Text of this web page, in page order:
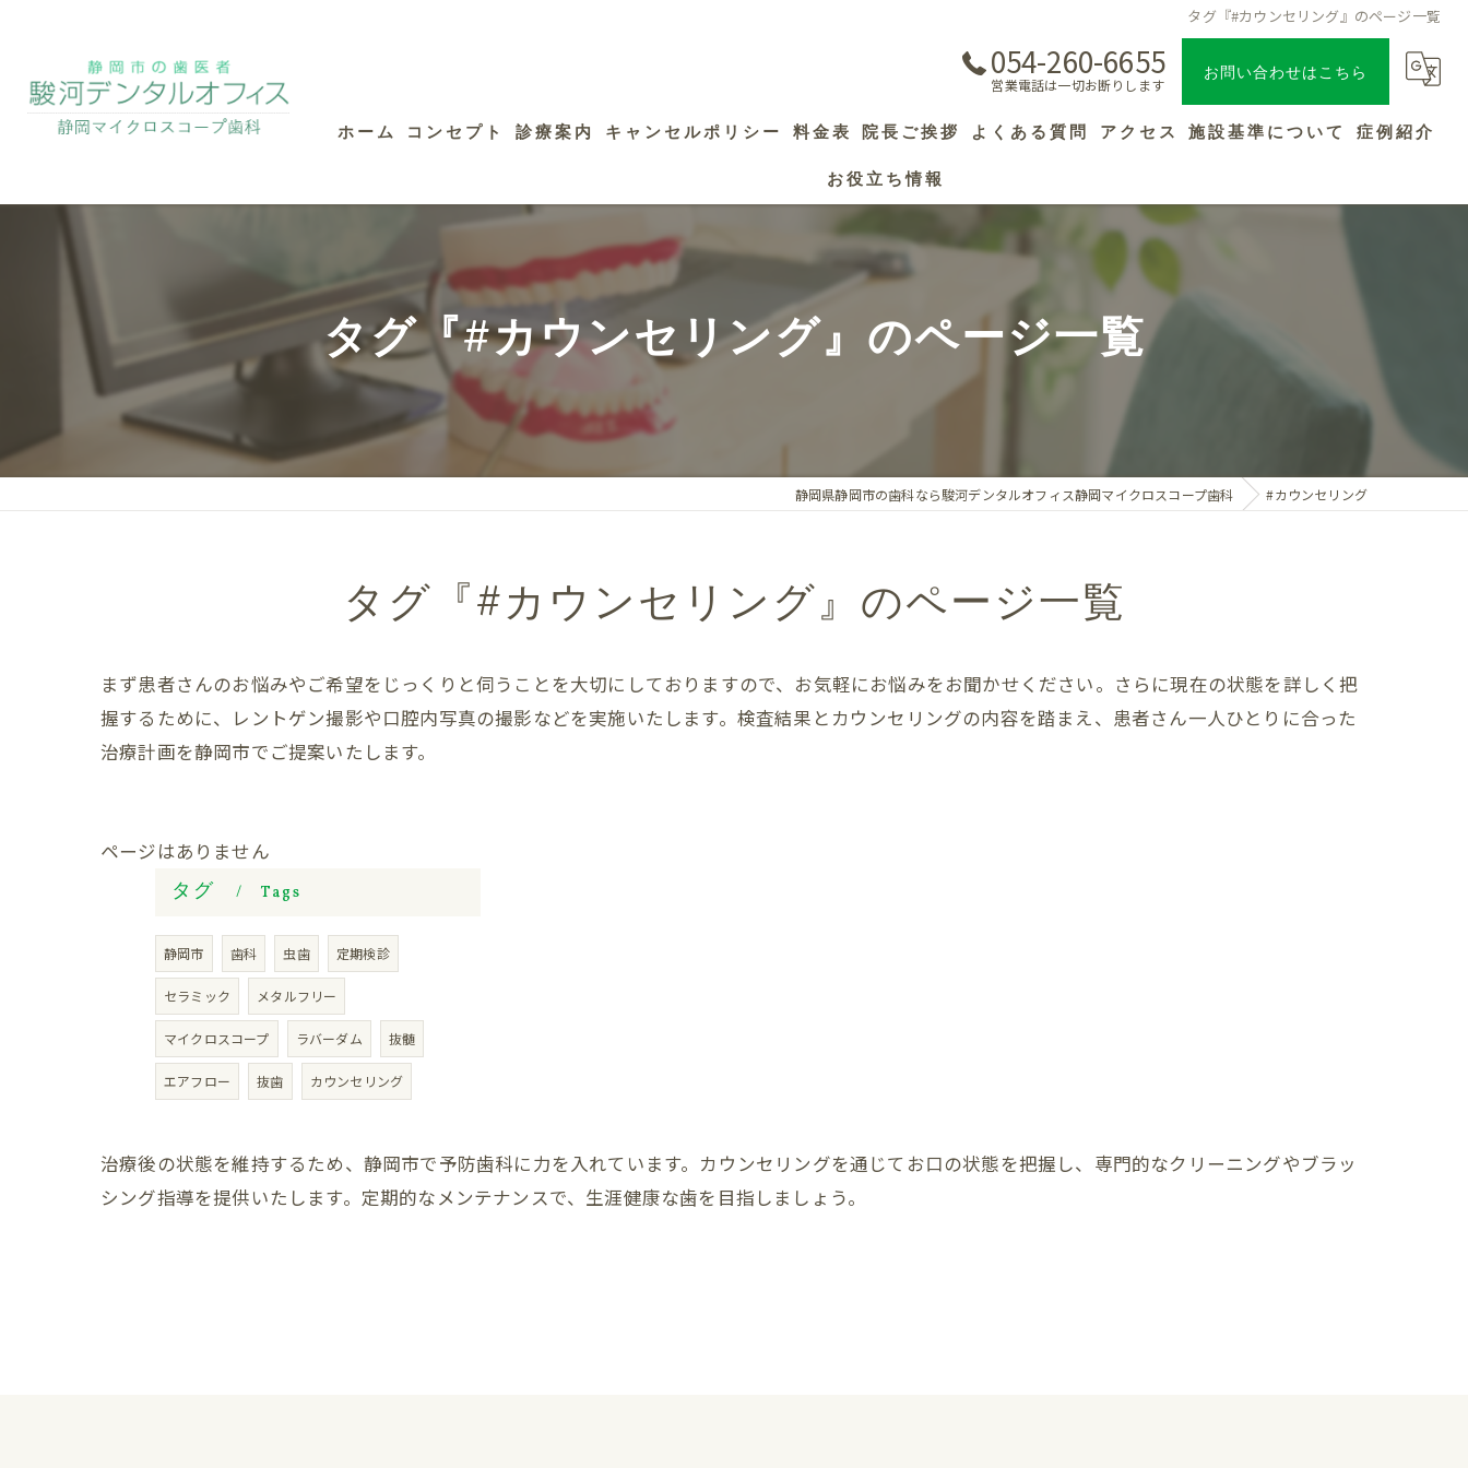
タグ『#カウンセリング』のページ一覧
054-260-6655
営業電話は一切お断りします お問い合わせはこちら
ホーム コンセプト 診療案内
歯髄保存療法
精密根管治療
セレック治療
審美修復治療
インプラント
保険歯科診療
キャンセルポリシー 料金表 院長ご挨拶 よくある質問 アクセス 施設基準について 症例紹介
お役立ち情報
タグ『#カウンセリング』のページ一覧
静岡県静岡市の歯科なら駿河デンタルオフィス静岡マイクロスコープ歯科 #カウンセリング
タグ『#カウンセリング』のページ一覧
まず患者さんのお悩みやご希望をじっくりと伺うことを大切にしておりますので、お気軽にお悩みをお聞かせください。さらに現在の状態を詳しく把
握するために、レントゲン撮影や口腔内写真の撮影などを実施いたします。検査結果とカウンセリングの内容を踏まえ、患者さん一人ひとりに合った
治療計画を静岡市でご提案いたします。
ページはありません
タグ Tags
静岡市 歯科 虫歯 定期検診
セラミック メタルフリー
マイクロスコープ ラバーダム 抜髄
エアフロー 抜歯 カウンセリング
治療後の状態を維持するため、静岡市で予防歯科に力を入れています。カウンセリングを通じてお口の状態を把握し、専門的なクリーニングやブラッ
シング指導を提供いたします。定期的なメンテナンスで、生涯健康な歯を目指しましょう。